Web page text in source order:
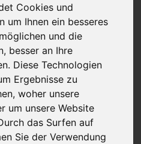
Cookies und
um Ihnen ein besseres
und die
besser an Ihre
Diese Technologien
Ergebnisse zu
woher unsere
um unsere Website
das Surfen auf
Sie der Verwendung
ansehen